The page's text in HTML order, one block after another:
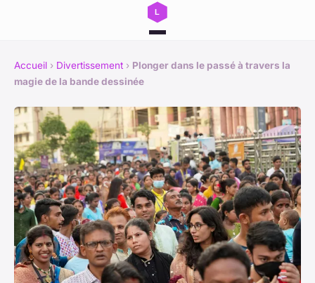
Accueil › Divertissement › Plonger dans le passé à travers la
magie de la bande dessinée